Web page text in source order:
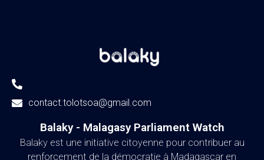
contact.tolotsoa@gmail.com
Balaky - Malagasy Parliament Watch​
Balaky est une initiative citoyenne pour contribuer au
renforcement de la démocratie à Madagascar en